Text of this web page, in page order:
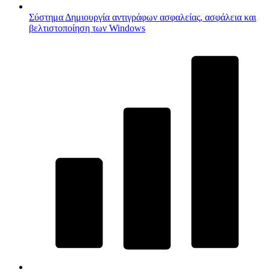
Σύστημα Δημιουργία αντιγράφων ασφαλείας, ασφάλεια και
βελτιστοποίηση των Windows